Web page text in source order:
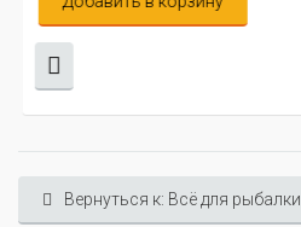
Вернуться к: Всё для рыбалки